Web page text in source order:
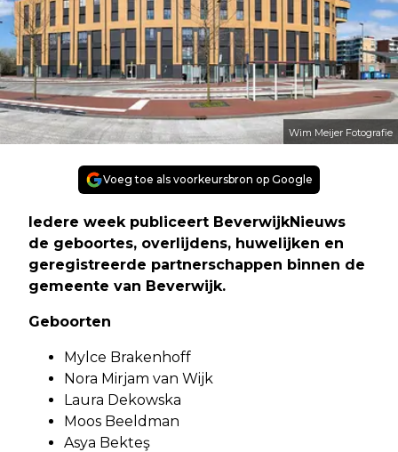
Wim Meijer Fotografie
Voeg toe als voorkeursbron op Google
Iedere week publiceert BeverwijkNieuws
de geboortes, overlijdens, huwelijken en
geregistreerde partnerschappen binnen de
gemeente van Beverwijk.
Geboorten
Mylce Brakenhoff
Nora Mirjam van Wijk
Laura Dekowska
Moos Beeldman
Asya Bekteş